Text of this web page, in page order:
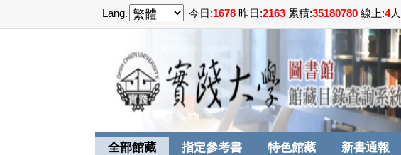
Lang. 今日:1678 昨日:2163 累積:35180780 線上:4人
全部館藏 指定參考書 特色館藏 新書通報